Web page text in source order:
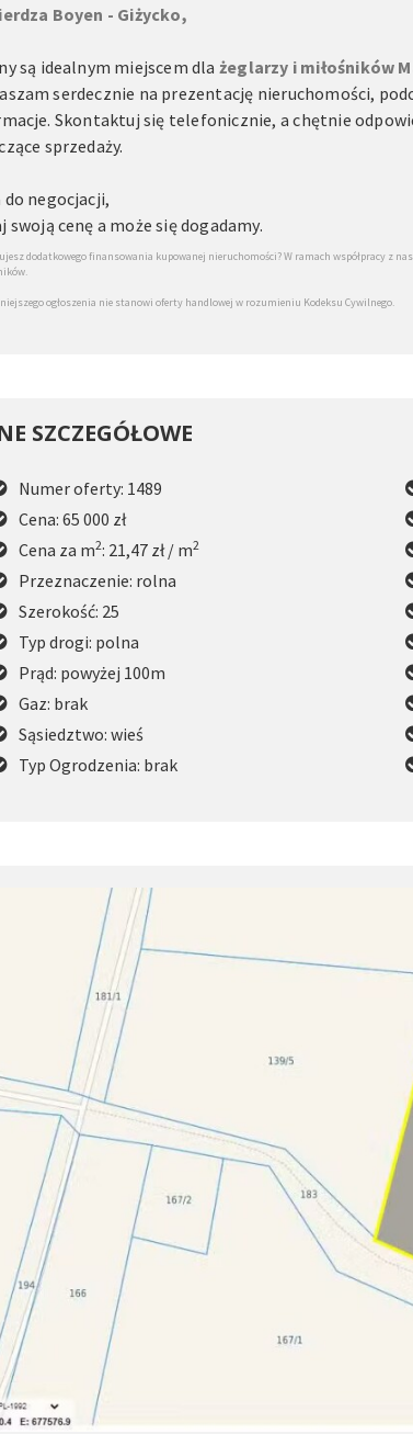
Boyen - Giżycko,
są idealnym miejscem dla żeglarzy i miłośników
serdecznie na prezentację nieruchomości,
Skontaktuj się telefonicznie, a chętnie
sprzedaży.
do negocjacji,
swoją cenę a może się dogadamy.
dodatkowego finansowania kupowanej nieruchomości? W ramach współpracy z
ogłoszenia nie stanowi oferty handlowej w rozumieniu Kodeksu Cywilnego.
SZCZEGÓŁOWE
Numer oferty: 1489
Cena: 65 000 zł
Cena za m2: 21,47 zł / m2
Przeznaczenie: rolna
Szerokość: 25
Typ drogi: polna
Prąd: powyżej 100m
Gaz: brak
Sąsiedztwo: wieś
Typ Ogrodzenia: brak